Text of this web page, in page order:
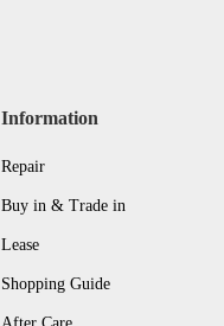
Information
Repair
Buy in & Trade in
Lease
Shopping Guide